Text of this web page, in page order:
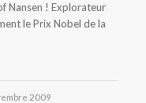
Nansen ! Explorateur
le Prix Nobel de la
2009